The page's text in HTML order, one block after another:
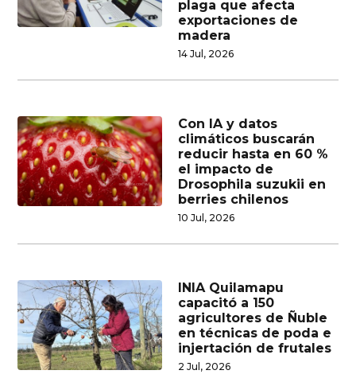
plaga que afecta
exportaciones de
madera
14 Jul, 2026
Con IA y datos
climáticos buscarán
reducir hasta en 60 %
el impacto de
Drosophila suzukii en
berries chilenos
10 Jul, 2026
INIA Quilamapu
capacitó a 150
agricultores de Ñuble
en técnicas de poda e
injertación de frutales
2 Jul, 2026